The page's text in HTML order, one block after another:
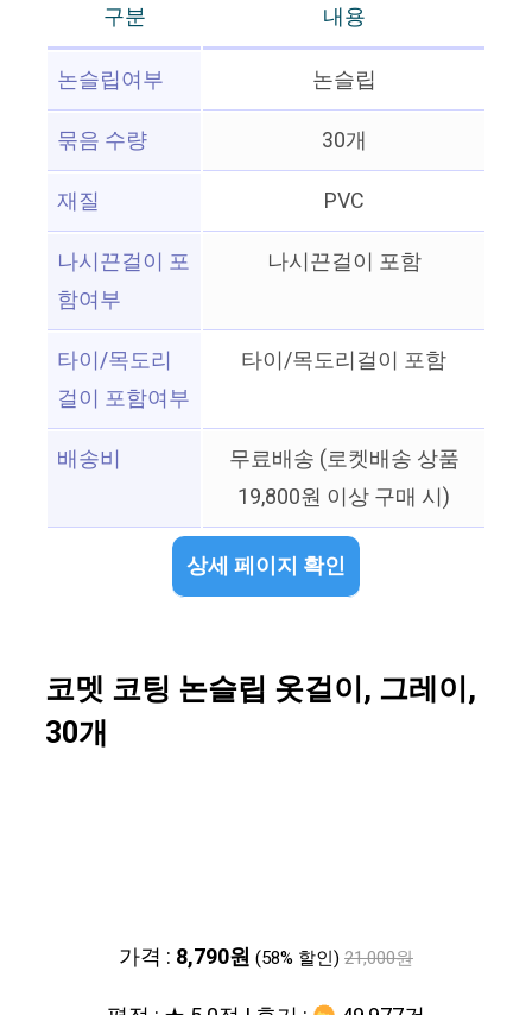
구분
내용
논슬립여부
논슬립
묶음 수량
30개
재질
PVC
나시끈걸이 포
함여부
나시끈걸이 포함
타이/목도리
걸이 포함여부
타이/목도리걸이 포함
배송비
무료배송 (로켓배송 상품
19,800원 이상 구매 시)
상세 페이지 확인
코멧 코팅 논슬립 옷걸이, 그레이,
30개
가격 : 8,790원 (58% 할인) 21,000원